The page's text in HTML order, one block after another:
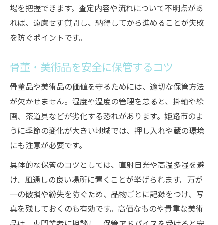
場を把握できます。査定内容や流れについて不明点があ
れば、遠慮せず質問し、納得してから進めることが失敗
を防ぐポイントです。
骨董・美術品を安全に保管するコツ
骨董品や美術品の価値を守るためには、適切な保管方法
が欠かせません。湿度や温度の管理を怠ると、掛軸や絵
画、茶道具などが劣化する恐れがあります。姫路市のよ
うに季節の変化が大きい地域では、押し入れや蔵の環境
にも注意が必要です。
具体的な保管のコツとしては、直射日光や高温多湿を避
け、風通しの良い場所に置くことが挙げられます。万が
一の破損や紛失を防ぐため、品物ごとに記録をつけ、写
真を残しておくのも有効です。高価なものや貴重な美術